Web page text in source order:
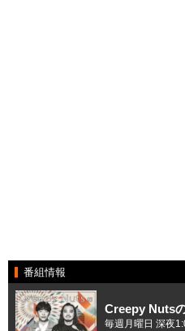
番組情報
Creepy Nuts
毎週月曜日 深夜